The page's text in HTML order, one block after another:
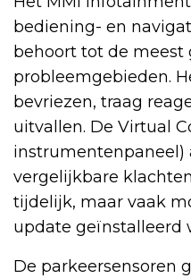
bediening- en
behoort tot de meest
probleemgebieden.
bevriezen, traag
uitvallen. De Virtual
vergelijkbare
tijdelijk, maar vaak
update geïnstalleerd
De parkeersensoren